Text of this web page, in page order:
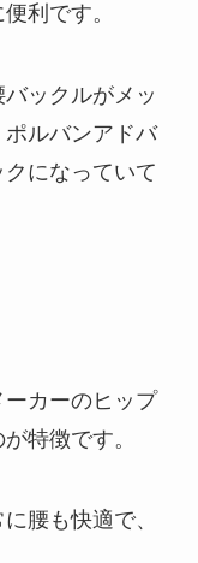
利です。
ックルがメッ
ルバンアドバ
になっていて
カーのヒップ
特徴です。
腰も快適で、